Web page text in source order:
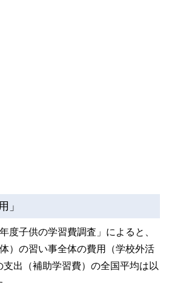
」
度子供の学習費調査」によると、
）の習い事全体の費用（学校外活
出（補助学習費）の全国平均は以